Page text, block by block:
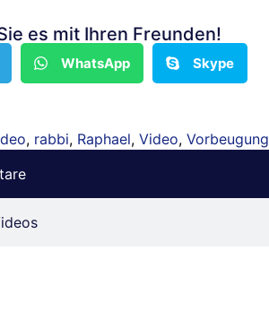
es mit Ihren Freunden!
WhatsApp Skype
, rabbi, Raphael, Video, Vorbeugung